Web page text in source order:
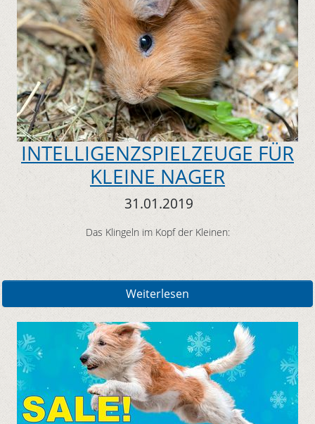
INTELLIGENZSPIELZEUGE FÜR
KLEINE NAGER
31.01.2019
Das Klingeln im Kopf der Kleinen:
Weiterlesen